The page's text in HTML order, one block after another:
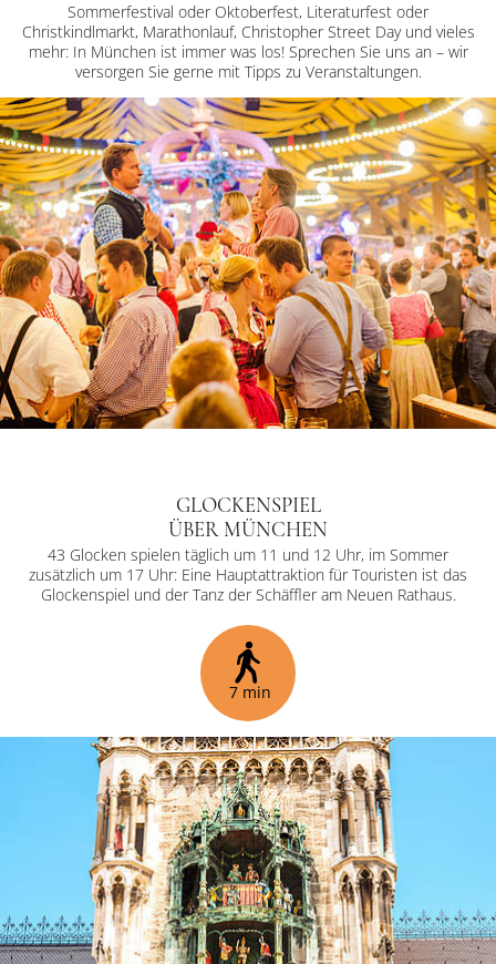
Sommerfestival oder Oktoberfest, Literaturfest oder
Christkindlmarkt, Marathonlauf, Christopher Street Day und vieles
mehr: In München ist immer was los! Sprechen Sie uns an – wir
versorgen Sie gerne mit Tipps zu Veranstaltungen.
GLOCKENSPIEL
ÜBER MÜNCHEN
43 Glocken spielen täglich um 11 und 12 Uhr, im Sommer
zusätzlich um 17 Uhr: Eine Hauptattraktion für Touristen ist das
Glockenspiel und der Tanz der Schäffler am Neuen Rathaus.
7 min